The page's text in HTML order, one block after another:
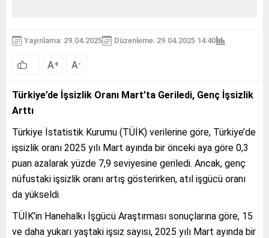
Yayınlama: 29.04.2025 Düzenleme: 29.04.2025 14:40
A+ A-
Türkiye’de İşsizlik Oranı Mart’ta Geriledi, Genç İşsizlik
Arttı
Türkiye İstatistik Kurumu (TÜİK) verilerine göre, Türkiye’de
işsizlik oranı 2025 yılı Mart ayında bir önceki aya göre 0,3
puan azalarak yüzde 7,9 seviyesine geriledi. Ancak, genç
nüfustaki işsizlik oranı artış gösterirken, atıl işgücü oranı
da yükseldi.
TÜİK’in Hanehalkı İşgücü Araştırması sonuçlarına göre, 15
ve daha yukarı yaştaki işsiz sayısı, 2025 yılı Mart ayında bir